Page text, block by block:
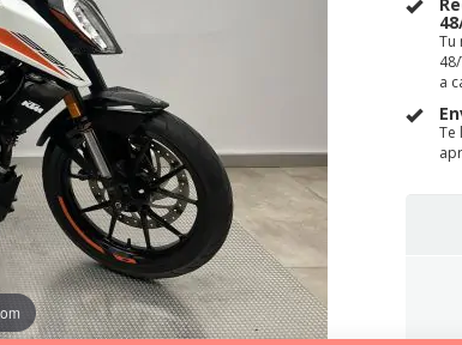
Tu
a
Te